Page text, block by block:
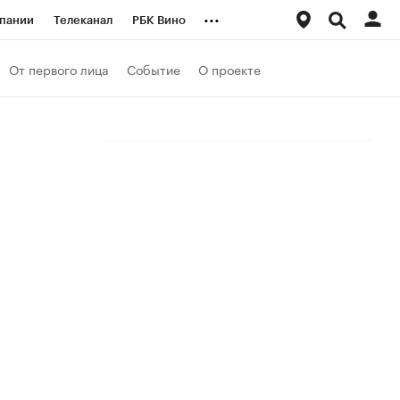
Телеканал РБК Вино ...
От первого лица Событие О проекте